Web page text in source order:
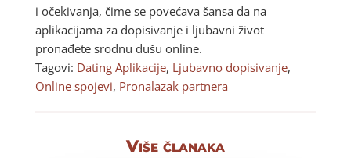
i očekivanja, čime se povećava šansa da na
aplikacijama za dopisivanje i ljubavni život
pronađete srodnu dušu online.
Tagovi: Dating Aplikacije, Ljubavno dopisivanje,
Online spojevi, Pronalazak partnera
Više članaka